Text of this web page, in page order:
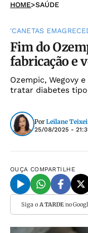
HOME>SAÚDE
'CANETAS
Fim do
fabricação e
Ozempic, Wegovy
tratar diabetes tipo
Por Leilane
25/08/2025 -
OUÇA COMPARTILHE
Siga o A TARDEno